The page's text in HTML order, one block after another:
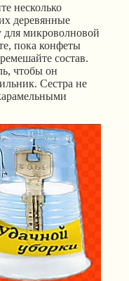
несколько
деревянные
для микроволновой
пока конфеты
состав.
чтобы он
Сестра не